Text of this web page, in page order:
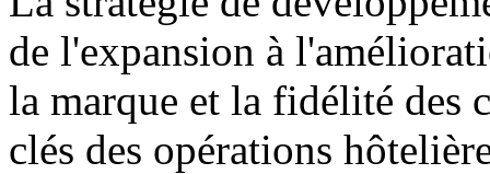
de l'expansion à
la marque et la fidélité des
clés des opérations